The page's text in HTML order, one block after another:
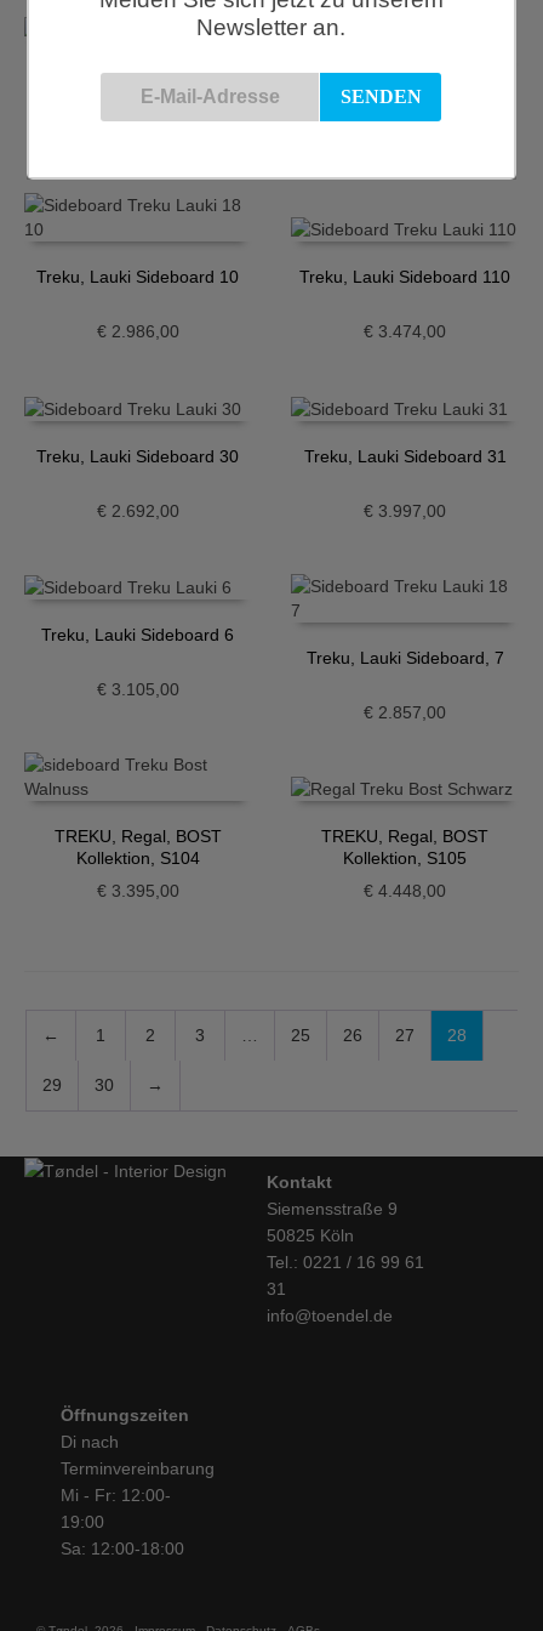
TREKU, Kommode, LAUKI
Kollektion, 01
Treku, Lauki Highboard 5
Treku, Lauki Sideboard 10
€2.986,00
Treku, Lauki Sideboard 110
€ 3.474,00
Treku, Lauki Sideboard 30
€2.692,00
Treku, Lauki Sideboard 31
€ 3.997,00
Treku, Lauki Sideboard 6
€3.105,00
Treku, Lauki Sideboard, 7
€ 2.857,00
TREKU, Regal, BOST
Kollektion, S104
€3.395,00
TREKU, Regal, BOST
Kollektion, S105
€ 4.448,00
← 1 2 3 25 26 27 28
29 30 →
Kontakt
Siemensstraße 9
50825 Köln
Tel.: 0221 / 16 99 61
31
info@toendel.de
Öffnungszeiten
Di nach
Terminvereinbarung
Mi - Fr: 12:00-
19:00
Sa: 12:00-18:00
Newsletter an.